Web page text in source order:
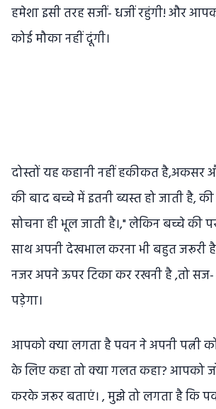
हमेशा इसी तरह सजीं- धजीं रहुंगी! और
कोई मौका नहीं दूंगी।
दोस्तों यह कहानी नहीं हकीकत है,अकसर
की बाद बच्चे में इतनी ब्यस्त हो जाती है,
सोचना ही भूल जाती है।," लेकिन बच्चे की
साथ अपनी देखभाल करना भी बहुत जरूरी
नजर अपने ऊपर टिका कर रखनी है ,तो
पड़ेगा।
आपको क्या लगता है पवन ने अपनी पत्नी
के लिए कहा तो क्या गलत कहा? आपको
करके जरूर बताएं। , मुझे तो लगता है कि